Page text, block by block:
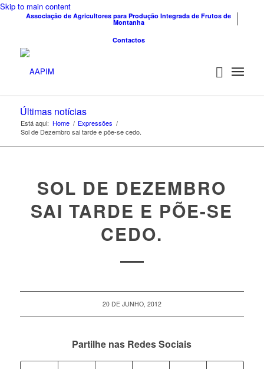
Skip to main content
Associação de Agricultores para Produção Integrada de Frutos de
Montanha
Contactos
Últimas notícias
Está aqui: Home / Expressões /
Sol de Dezembro sai tarde e põe-se cedo.
SOL DE DEZEMBRO
SAI TARDE E PÕE-SE
CEDO.
20 DE JUNHO, 2012
Partilhe nas Redes Sociais